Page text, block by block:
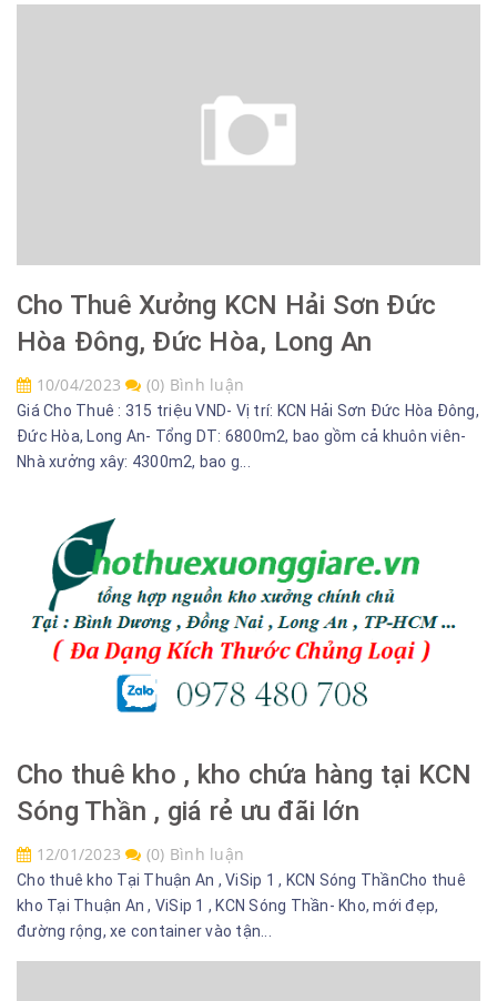
Cho Thuê Xưởng KCN Hải Sơn Đức
Hòa Đông, Đức Hòa, Long An
10/04/2023 (0) Bình luận
Giá Cho Thuê : 315 triệu VND- Vị trí: KCN Hải Sơn Đức Hòa Đông,
Đức Hòa, Long An- Tổng DT: 6800m2, bao gồm cả khuôn viên-
Nhà xưởng xây: 4300m2, bao g...
Cho thuê kho , kho chứa hàng tại KCN
Sóng Thần , giá rẻ ưu đãi lớn
12/01/2023 (0) Bình luận
Cho thuê kho Tại Thuận An , ViSip 1 , KCN Sóng ThầnCho thuê
kho Tại Thuận An , ViSip 1 , KCN Sóng Thần- Kho, mới đẹp,
đường rộng, xe container vào tận...